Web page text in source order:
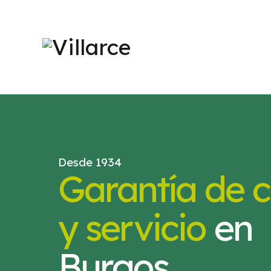
Desde 1934
Garantía de
y servicioen